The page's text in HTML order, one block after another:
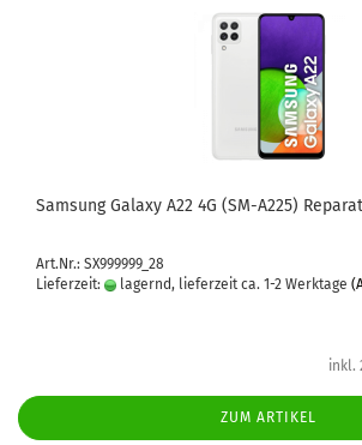
Sam­sung Ga­la­xy A22 4G (SM-​A225)
Art.Nr.: SX999999_28
Lieferzeit:
lagernd, lieferzeit ca. 1-2 Werktage
inkl.
ZUM ARTIKEL